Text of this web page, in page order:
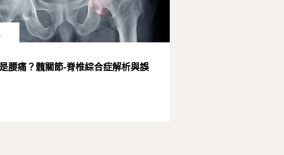
是腰痛？髖關節-脊椎綜合症解析與誤